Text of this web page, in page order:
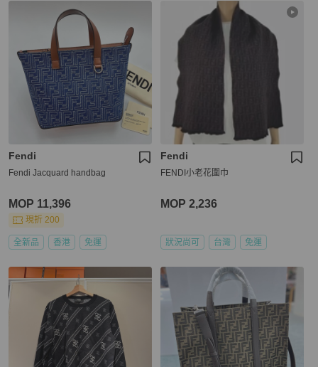
Fendi
Fendi Jacquard handbag
MOP 11,396
現折 200
全新品 香港 免運
Fendi
FENDI小老花圍巾
MOP 2,236
狀況尚可 台灣 免運